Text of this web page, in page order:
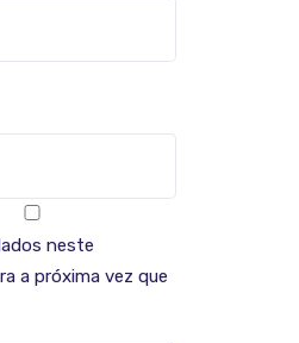
neste
a próxima vez que